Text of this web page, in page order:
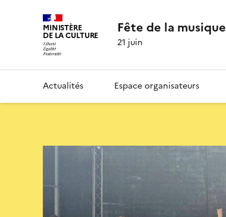
MINISTÈRE
DE LA CULTURE Fête de la musique
21 juin
Actualités Espace organisateurs